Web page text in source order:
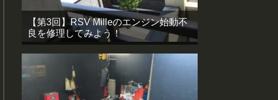
【第3回】RSV Milleのエンジン始動不
良を修理してみよう！